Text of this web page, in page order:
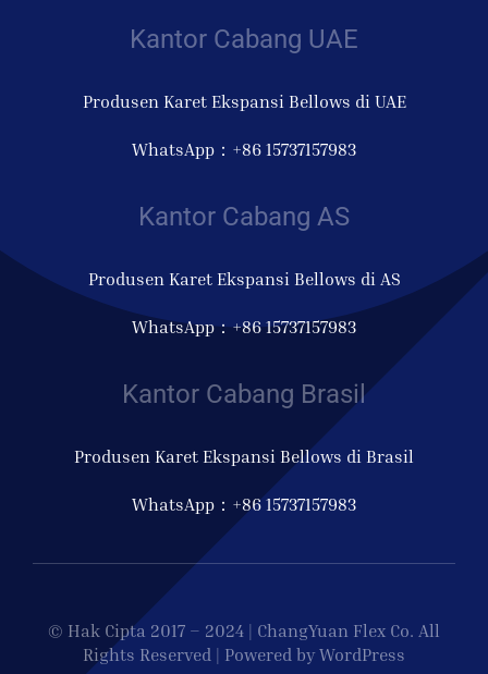
Kantor Cabang UAE
Produsen Karet Ekspansi Bellows di UAE
WhatsApp：+86 15737157983
Kantor Cabang AS
Produsen Karet Ekspansi Bellows di AS
WhatsApp：+86 15737157983
Kantor Cabang Brasil
Produsen Karet Ekspansi Bellows di Brasil
WhatsApp：+86 15737157983
© Hak Cipta 2017 – 2024 | ChangYuan Flex Co. All
Rights Reserved | Powered by WordPress